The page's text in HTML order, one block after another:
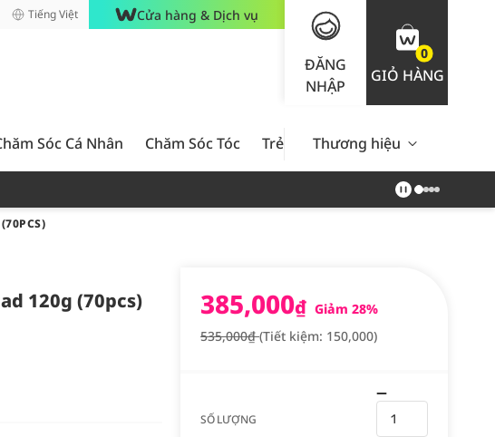
Tiếng Việt Cửa hàng & Dịch vụ
ĐĂNG
NHẬP
0
GIỎ HÀNG
Sóc Cá Nhân Chăm Sóc Tóc Trẻ Em Nam Giới Chăm Sóc
Thương hiệu
120g (70pcs)
385,000₫ Giảm 28%
535,000₫(Tiết kiệm: 150,000)
SỐ LƯỢNG